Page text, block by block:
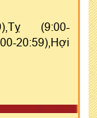
(9:00-
20:59),Hợi